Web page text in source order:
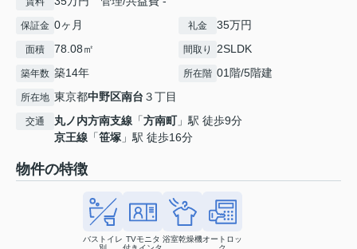
保証金 0ヶ月 礼金 35万円
面積 78.08㎡ 間取り 2SLDK
築年数 築14年 所在階 01階/5階建
所在地 東京都中野区南台 ３丁目
交通 丸ノ内方南支線 「方南町」駅 徒歩9分
京王線 「笹塚 」駅 徒歩16分
物件の特徴
バストイレ TVモニタ 浴室乾燥機オートロッ